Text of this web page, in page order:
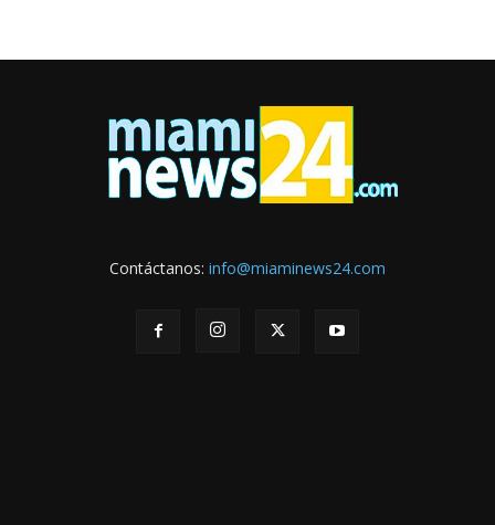
Contáctanos: info@miaminews24.com